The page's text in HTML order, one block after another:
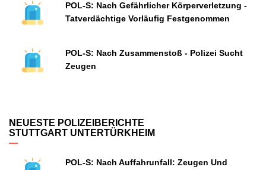
POL-S: Nach Gefährlicher Körperverletzung -
Tatverdächtige Vorläufig Festgenommen
POL-S: Nach Zusammenstoß - Polizei Sucht
Zeugen
NEUESTE POLIZEIBERICHTE
STUTTGART UNTERTÜRKHEIM
POL-S: Nach Auffahrunfall: Zeugen Und